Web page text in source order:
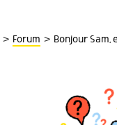
> Forum > Bonjour Sam,